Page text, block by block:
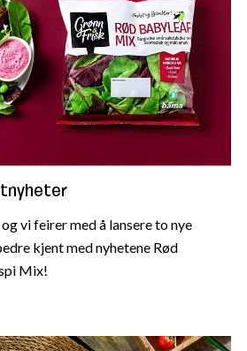
vi feirer med å lansere to nye
kjent med nyhetene Rød
Mix!